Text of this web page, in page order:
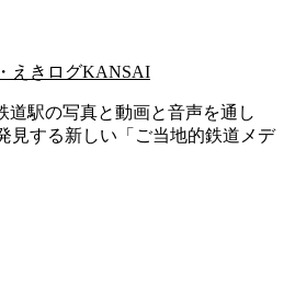
道駅の写真と動画と音声を通し
見する新しい「ご当地的鉄道メデ